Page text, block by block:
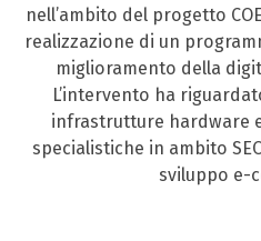
nell’ambito del progetto
realizzazione di un
miglioramento della
L’intervento ha
infrastrutture hardware
specialistiche in ambito
sviluppo e-